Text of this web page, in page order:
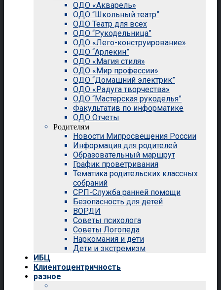
ОДО «Акварель»
ОДО “Школьный театр”
ОДО Театр для всех
ОДО “Рукодельница”
ОДО «Лего-конструирование»
ОДО “Арлекин”
ОДО «Магия стиля»
ОДО «Мир профессии»
ОДО “Домашний электрик”
ОДО «Радуга творчества»
ОДО “Мастерская рукоделья”
Факультатив по информатике
ОДО Отчеты
Родителям
Новости Мипросвещения России
Информация для родителей
Образовательный маршрут
График проветривания
Тематика родительских классных
собраний
СРП-Служба ранней помощи
Безопасность для детей
ВОРДИ
Советы психолога
Советы Логопеда
Наркомания и дети
Дети и экстремизм
ИБЦ
Клиентоцентричность
разное